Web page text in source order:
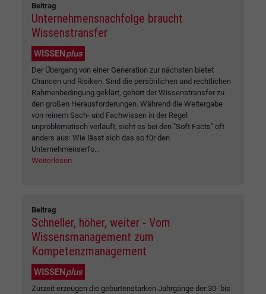
Beitrag
Unternehmensnachfolge braucht
Wissenstransfer
WISSENplus
Der Übergang von einer Generation zur nächsten bietet
Chancen und Risiken. Sind die persönlichen und rechtlichen
Rahmenbedingung geklärt, gehört der Wissenstransfer zu
den großen Herausforderungen. Während die Weitergabe
von reinem Sach- und Fachwissen in der Regel
unproblematisch verläuft, sieht es bei den "Soft Facts" oft
anders aus: Wie lässt sich das so für den
Unternehmenserfo...
Weiterlesen
Beitrag
Schneller, höher, weiter - Vom
Wissensmanagement zum
Kompetenzmanagement
WISSENplus
Zurzeit erzeugen die geburtenstarken Jahrgänge der 30- bis